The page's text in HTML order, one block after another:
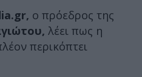
ο πρόεδρος της
λέει πως η
περικόπτει